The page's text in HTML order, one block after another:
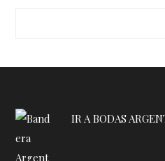
IR A BODAS